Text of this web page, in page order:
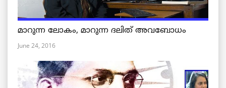
മാറുന്ന ലോകം, മാറുന്ന ദലിത് അവബോധം
June 24, 2016